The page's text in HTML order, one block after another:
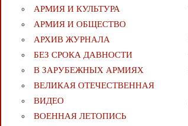
АРМИЯ И КУЛЬТУРА
АРМИЯ И ОБЩЕСТВО
АРХИВ ЖУРНАЛА
БЕЗ СРОКА ДАВНОСТИ
В ЗАРУБЕЖНЫХ АРМИЯХ
ВЕЛИКАЯ ОТЕЧЕСТВЕННАЯ
ВИДЕО
ВОЕННАЯ ЛЕТОПИСЬ